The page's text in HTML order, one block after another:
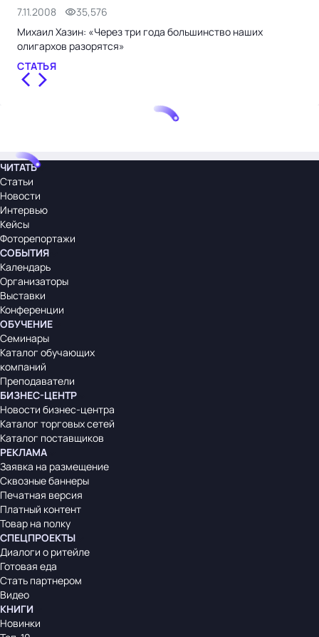
7.11.2008
35,576
Михаил Хазин: «Через три года большинство наших
олигархов разорятся»
СТАТЬЯ
ЧИТАТЬ
Статьи
Новости
Интервью
Кейсы
Фоторепортажи
СОБЫТИЯ
Календарь
Организаторы
Выставки
Конференции
ОБУЧЕНИЕ
Семинары
Каталог обучающих
компаний
Преподаватели
БИЗНЕС-ЦЕНТР
Новости бизнес-центра
Каталог торговых сетей
Каталог поставщиков
РЕКЛАМА
Заявка на размещение
Сквозные баннеры
Печатная версия
Платный контент
Товар на полку
СПЕЦПРОЕКТЫ
Диалоги о ритейле
Готовая еда
Стать партнером
Видео
КНИГИ
Новинки